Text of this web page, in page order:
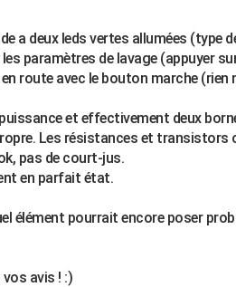
a deux leds vertes allumées (type
paramètres de lavage (appuyer
route avec le bouton marche (rien
et effectivement deux
Les résistances et transistors
pas de court-jus.
en parfait état.
élément pourrait encore poser
avis ! :)